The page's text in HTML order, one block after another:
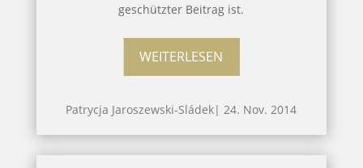
geschützter Beitrag ist.
WEITERLESEN
Patrycja Jaroszewski-Sládek|24. Nov. 2014